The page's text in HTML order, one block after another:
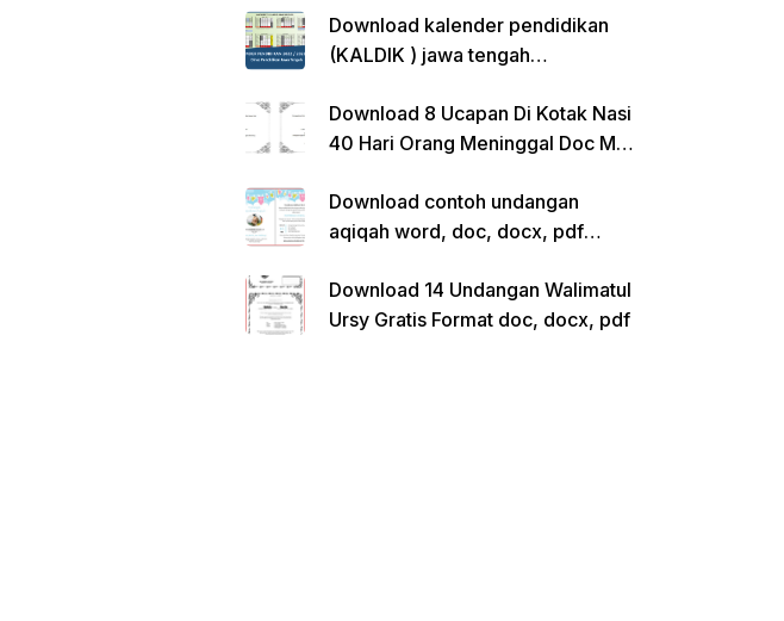
Download kalender pendidikan
(KALDIK ) jawa tengah
Download 8 Ucapan Di Kotak Nasi
40 Hari Orang Meninggal Doc Ms.
Download contoh undangan
aqiqah word, doc, docx, pdf
Download 14 Undangan Walimatul
Ursy Gratis Format doc, docx, pdf